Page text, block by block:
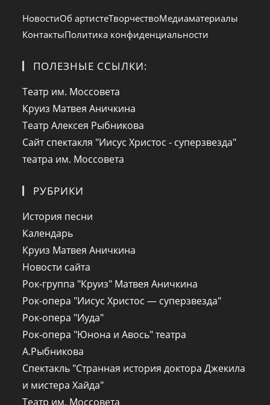
НовостиОб артистеТворчествоМедиаматериалы
КонтактыПолитика конфиденциальности
ПОЛЕЗНЫЕ ССЫЛКИ:
Театр им. Моссовета
в
Круиз Матвея Аничкина
в
вкладке
Театр Алексея Рыбникова
в
Сайт спектакля "Иисус Христос - суперзвезда"
театра им. Моссовета
РУБРИКИ
История песни
Календарь
Круиз Матвея Аничкина
Новости сайта
Рок-группа "Круиз" Матвея Аничкина
Рок-опера "Иисус Христос — суперзвезда"
Рок-опера "Иуда"
Рок-опера "Юнона и Авось" театра
А.Рыбникова
Спектакль "Странная история доктора Джекила
и мистера Хайда"
Театр им. Моссовета